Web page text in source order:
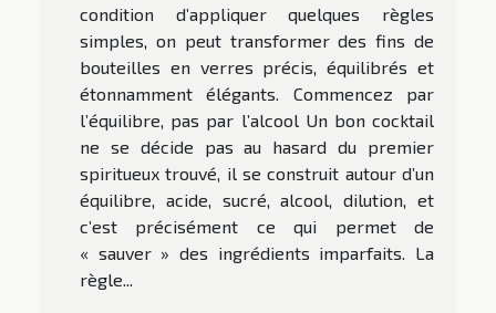
condition d’appliquer quelques règles
simples, on peut transformer des fins de
bouteilles en verres précis, équilibrés et
étonnamment élégants. Commencez par
l’équilibre, pas par l’alcool Un bon cocktail
ne se décide pas au hasard du premier
spiritueux trouvé, il se construit autour d’un
équilibre, acide, sucré, alcool, dilution, et
c’est précisément ce qui permet de
« sauver » des ingrédients imparfaits. La
règle...